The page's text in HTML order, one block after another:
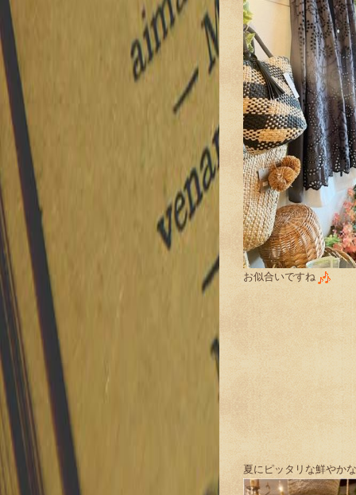
お似合いですね
夏にピッタリな鮮やか